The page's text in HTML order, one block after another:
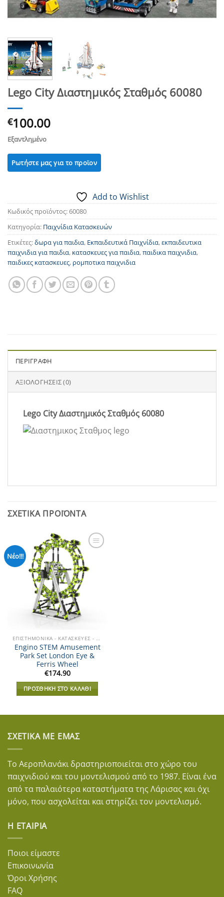
Lego City Διαστημικός Σταθμός 60080
€100.00
Εξαντλημένο
Add to Wishlist
Κωδικός προϊόντος:60080
Κατηγορία: Παιχνίδια Κατασκευών
Ετικέτες:δωρα για παιδια, Εκπαιδευτικά Παιχνίδια,εκπαιδευτικα
παιχνιδια για παιδια, κατασκευες για παιδια,παιδικα παιχνιδια,
παιδικες κατασκευες, ρομποτικα παιχνιδια
ΠΕΡΙΓΡΑΦΉ
ΑΞΙΟΛΟΓΉΣΕΙΣ (0)
Lego City Διαστημικός Σταθμός 60080
ΣΧΕΤΙΚΆ ΠΡΟΪΌΝΤΑ
Νέο!!!
Add to
Wishlist
Engino STEM Amusement
Park Set London Eye &
Ferris Wheel
€174.90
ΠΡΟΣΘΉΚΗ ΣΤΟ ΚΑΛΆΘΙ
ΣΧΕΤΙΚΆ ΜΕ ΕΜΆΣ
Το Αεροπλανάκι δραστηριοποιείται στο χώρο του
παιχνιδιού και του μοντελισμού από το 1987. Είναι ένα
από τα παλαιότερα καταστήματα της Λάρισας και όχι
μόνο, που ασχολείται και στηρίζει τον μοντελισμό.
Η ΕΤΑΙΡΊΑ
Ποιοι είμαστε
Επικοινωνία
Όροι Χρήσης
FAQ